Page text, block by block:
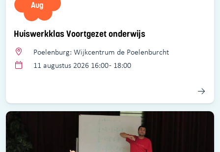
Huiswerkklas Voortgezet onderwijs
Aug
Poelenburg: Wijkcentrum de Poelenburcht
11 augustus 2026 16:00 - 18:00